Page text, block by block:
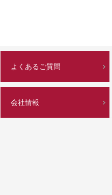
よくあるご質問
会社情報